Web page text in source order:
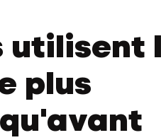
utilisent
plus